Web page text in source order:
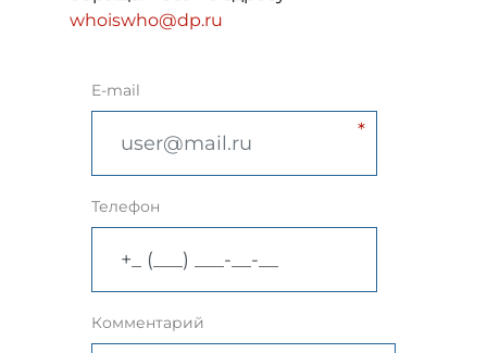
whoiswho@dp.ru
E-mail
Телефон
Комментарий